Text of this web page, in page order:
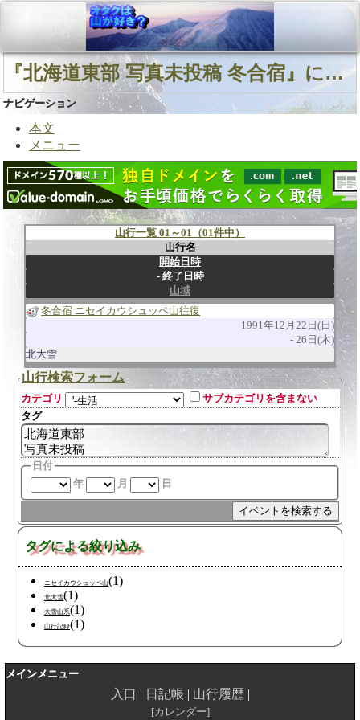
『北海道東部 写真未投稿 冬合宿』に関連する山行
ナビゲーション
本文
メニュー
山行一覧 01～01（01件中）
山行名
開始日時
終了日時
山域
冬合宿 ニセイカウシュッペ山往復
1991年12月22日(日)
26日(木)
北大雪
山行検索フォーム
カテゴリ
サブカテゴリを含まない
タグ
日付
年
月 日
タグによる絞り込み
ニセイカウシュッペ山(1)
北大雪(1)
大雪山系(1)
山行記録(1)
メインメニュー
入口 日記帳 山行履歴
カレンダー